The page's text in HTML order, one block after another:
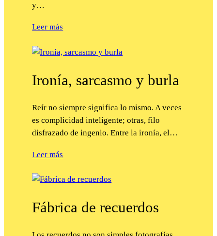
y…
Leer más
Ironía, sarcasmo y burla
Reír no siempre significa lo mismo. A veces
es complicidad inteligente; otras, filo
disfrazado de ingenio. Entre la ironía, el…
Leer más
Fábrica de recuerdos